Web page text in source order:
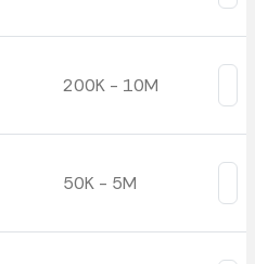
200K - 10M
50K - 5M